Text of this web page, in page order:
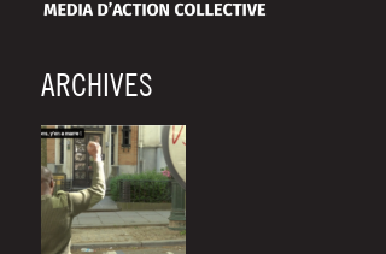
ARCHIVES